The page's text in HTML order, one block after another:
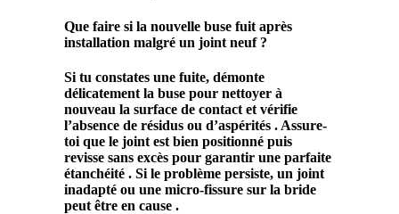
Que faire si la nouvelle buse fuit après
installation malgré un joint neuf ?
Si tu constates une fuite, démonte
délicatement la buse pour nettoyer à
nouveau la surface de contact et vérifie
l’absence de résidus ou d’aspérités . Assure-
toi que le joint est bien positionné puis
revisse sans excès pour garantir une parfaite
étanchéité . Si le problème persiste, un joint
inadapté ou une micro-fissure sur la bride
peut être en cause .